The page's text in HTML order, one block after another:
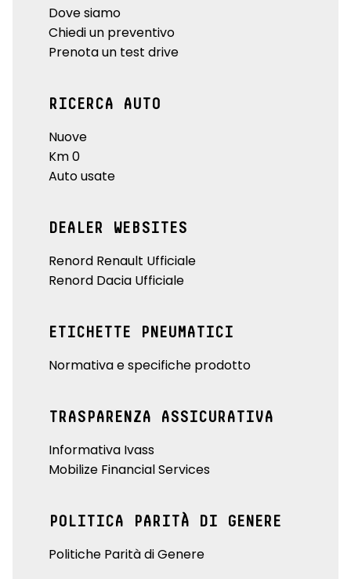
Dove siamo
Chiedi un preventivo
Prenota un test drive
RICERCA AUTO
Nuove
Km 0
Auto usate
DEALER WEBSITES
Renord Renault Ufficiale
Renord Dacia Ufficiale
ETICHETTE PNEUMATICI
Normativa e specifiche prodotto
TRASPARENZA ASSICURATIVA
Informativa Ivass
Mobilize Financial Services
POLITICA PARITÀ DI GENERE
Politiche Parità di Genere